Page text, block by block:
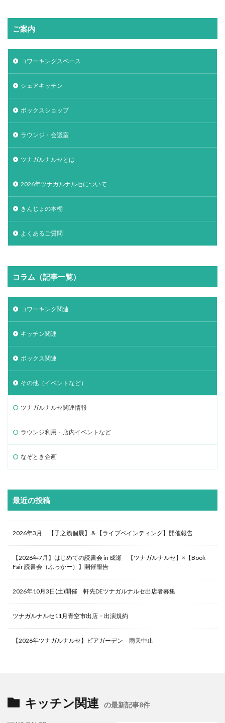
ご案内
コワーキングスペース
シェアキッチン
ボックスショップ
ラウンジ・会議室
ツナガルナルセとは
2026年ツナガルナルセについて
きんじょの本棚
よくあるご質問
コラム（記事一覧）
コワーキング関連
キッチン関連
ボックス関連
その他（イベントなど）
ツナガルナルセ関連情報
ラウンジ利用・店内イベントなど
なぞとき企画
最近の投稿
2026年3月 【子之籏個展】＆【ライブペインティング】開催報告
【2026年7月】はじめての読書会 in 成瀬 【ツナガルナルセ】×【Book
Fair 読書会（ふっかー）】開催報告
2026年10月3日(土)開催 軒先DEツナガルナルセ出店者募集
ツナガルナルセ11月青空市出店・出演規約
【2026年ツナガルナルセ】ビアガーデン 雨天中止
キッチン関連 の最新記事8件